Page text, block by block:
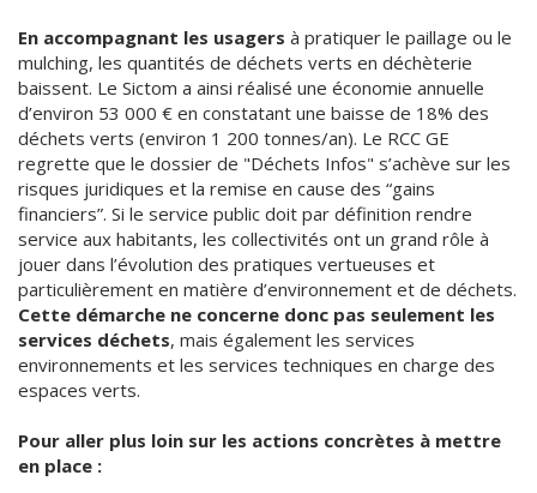
En accompagnant les usagers à pratiquer le paillage ou le
mulching, les quantités de déchets verts en déchèterie
baissent. Le Sictom a ainsi réalisé une économie annuelle
d’environ 53 000 € en constatant une baisse de 18% des
déchets verts (environ 1 200 tonnes/an). Le RCC GE
regrette que le dossier de "Déchets Infos" s’achève sur les
risques juridiques et la remise en cause des “gains
financiers”. Si le service public doit par définition rendre
service aux habitants, les collectivités ont un grand rôle à
jouer dans l’évolution des pratiques vertueuses et
particulièrement en matière d’environnement et de déchets.
Cette démarche ne concerne donc pas seulement les
services déchets, mais également les services
environnements et les services techniques en charge des
espaces verts.
Pour aller plus loin sur les actions concrètes à mettre
en place :